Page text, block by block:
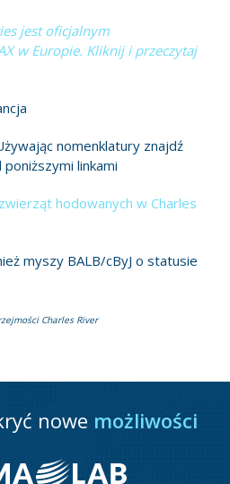
jest oficjalnym
w Europie. Kliknij i przeczytaj
nomenklatury znajdź
linkami
hodowanych w Charles
myszy BALB/cByJ o statusie
Charles River
nowe możliwości